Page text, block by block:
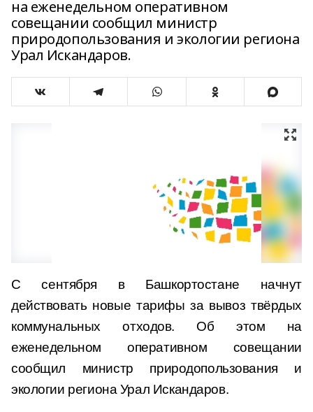
на еженедельном оперативном
совещании сообщил министр
природопользования и экологии региона
Урал Искандаров.
С сентября в Башкортостане начнут
действовать новые тарифы за вывоз твёрдых
коммунальных отходов. Об этом на
еженедельном оперативном совещании
сообщил министр природопользования и
экологии региона Урал Искандаров.